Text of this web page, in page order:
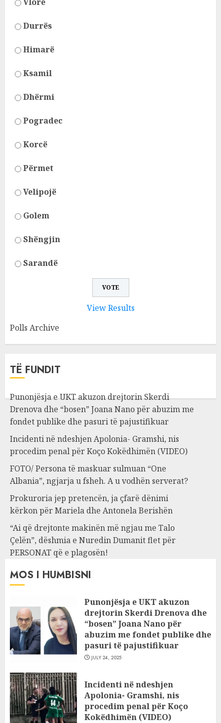
Durrës
Himarë
Ksamil
Dhërmi
Pogradec
Korcë
Përmet
Velipojë
Golem
Shëngjin
Sarandë
View Results
Polls Archive
TË FUNDIT
Punonjësja e UKT akuzon drejtorin Skerdi
Drenova dhe “bosen” Joana Nano për abuzim me
fondet publike dhe pasuri të pajustifikuar
Incidenti në ndeshjen Apolonia- Gramshi, nis
procedim penal për Koço Kokëdhimën (VIDEO)
FOTO/ Persona të maskuar sulmuan “One
Albania”, ngjarja u fsheh. A u vodhën serverat?
Prokuroria jep pretencën, ja çfarë dënimi
kërkon për Mariela dhe Antonela Berishën
“Ai që drejtonte makinën më ngjau me Talo
Çelën”, dëshmia e Nuredin Dumanit flet për
PERSONAT që e plagosën!
MOS I HUMBISNI
Punonjësja e UKT akuzon
drejtorin Skerdi Drenova dhe
“bosen” Joana Nano për
abuzim me fondet publike dhe
pasuri të pajustifikuar
JULY 24, 2025
Incidenti në ndeshjen
Apolonia- Gramshi, nis
procedim penal për Koço
Kokëdhimën (VIDEO)